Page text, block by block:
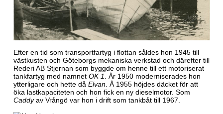
Efter en tid som transportfartyg i flottan såldes hon 1945 till
västkusten och Göteborgs mekaniska verkstad och därefter till
Rederi AB Stjernan som byggde om henne till ett motoriserat
tankfartyg med namnet OK 1. År 1950 moderniserades hon
ytterligare och hette då Elvan. Å 1955 höjdes däcket för att
öka lastkapaciteten och hon fick en ny dieselmotor. Som
Caddyav Vrångö var hon i drift som tankbåt till 1967.